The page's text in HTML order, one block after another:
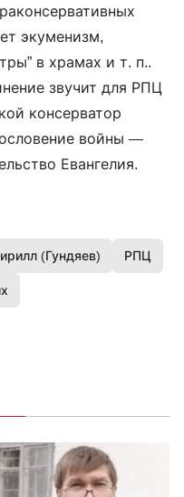
экуменизм,
в храмах и т. п..
звучит для РПЦ
консерватор
войны —
Евангелия.
(Гундяев) РПЦ